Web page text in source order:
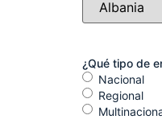
¿Qué tipo de
Nacional
Regional